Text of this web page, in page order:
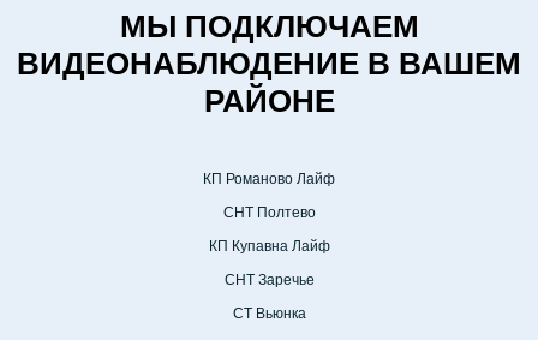
МЫ ПОДКЛЮЧАЕМ
ВИДЕОНАБЛЮДЕНИЕ В ВАШЕМ
РАЙОНЕ
КП Романово Лайф
СНТ Полтево
КП Купавна Лайф
СНТ Заречье
СТ Вьюнка